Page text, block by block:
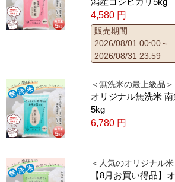
4,580 円
販売期間
2026/08/01 00:00～
2026/08/31 23:59
＜無洗米の最上級品＞
オリジナル無洗米
5kg
6,780 円
＜人気のオリジナル米
【8月お買い得品】